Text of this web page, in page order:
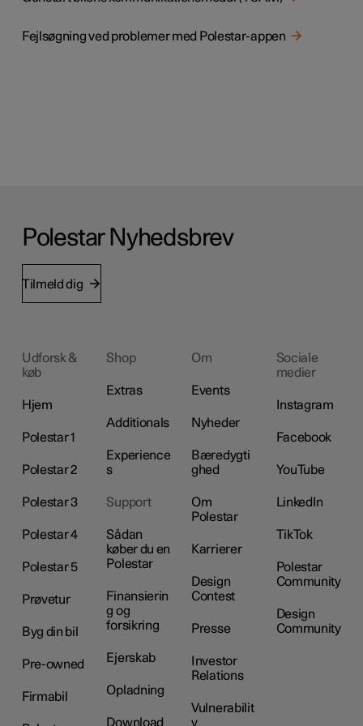
Fejlsøgning ved problemer med Polestar-appen
Polestar Nyhedsbrev
Tilmeld dig
Udforsk &
køb
Hjem
Polestar 1
Polestar 2
Polestar 3
Polestar 4
Polestar 5
Prøvetur
Byg din bil
Pre-owned
Firmabil
Shop
Extras
Additionals
Experience
s
Support
Sådan
køber du en
Polestar
Finansierin
g og
forsikring
Ejerskab
Opladning
Download
Om
Events
Nyheder
Bæredygti
ghed
Om
Polestar
Karrierer
Design
Contest
Presse
Investor
Relations
Vulnerabilit
y
Sociale
medier
Instagram
Facebook
YouTube
LinkedIn
TikTok
Polestar
Community
Design
Community